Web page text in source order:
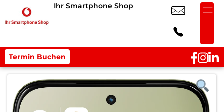
Ihr Smartphone Shop
Termin Buchen